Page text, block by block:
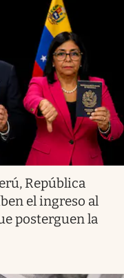
República
el ingreso al
posterguen la